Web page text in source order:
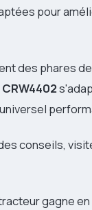
pour
des phares
CRW4402
conseils,
gagne